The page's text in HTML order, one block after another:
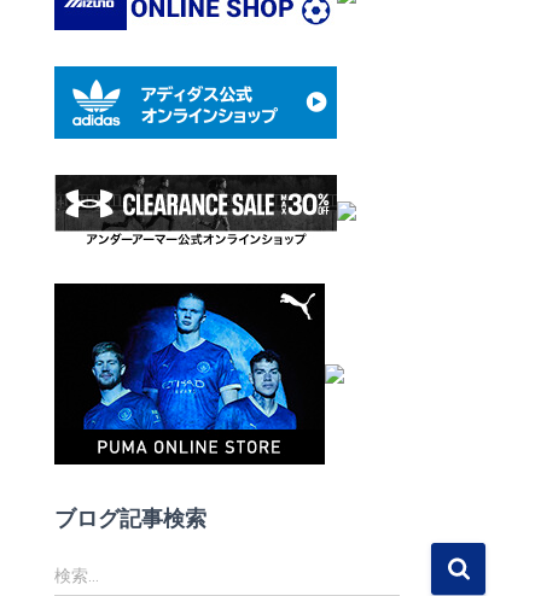
ブログ記事検索
検
検索…